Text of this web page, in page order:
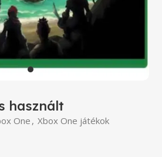
használt
One, Xbox One játékok